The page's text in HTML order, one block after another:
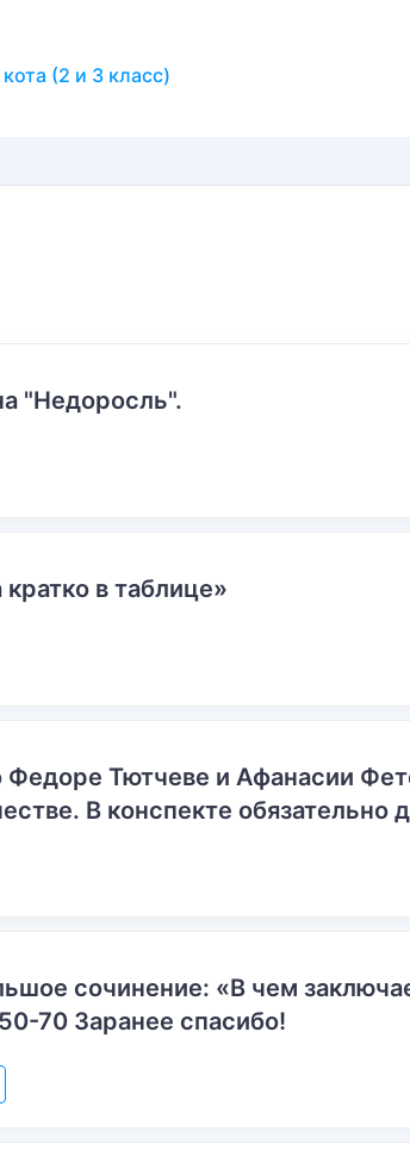
(2 и 3 класс)
"Недоросль".
в таблице»
Федоре Тютчеве и Афанасии
В конспекте обязательно
сочинение: «В чем
70 Заранее спасибо!